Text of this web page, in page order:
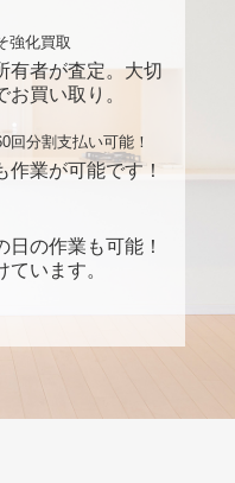
強化買取
有者が査定。大切
買い取り。
回分割支払い可能！
作業が可能です！
の作業も可能！
います。